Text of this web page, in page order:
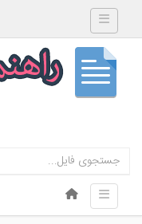
Toggle navigation
Menu
Skip to content
Toggle navigation